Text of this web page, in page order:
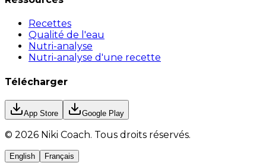
Recettes
Qualité de l'eau
Nutri-analyse
Nutri-analyse d'une recette
Télécharger
App Store Google Play
© 2026 Niki Coach. Tous droits réservés.
English Français